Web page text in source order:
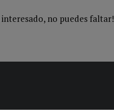
interesado, no puedes faltar!